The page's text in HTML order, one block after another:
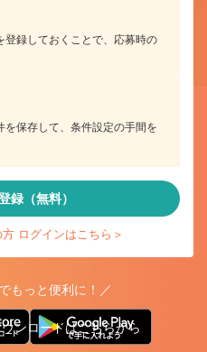
登録しておくことで、応募時の
を保存して、条件設定の手間を
録（無料）
ログインはこちら＞
もっと便利に！／
ンロードはこちらから